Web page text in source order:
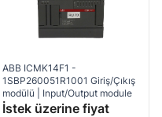
ABB ICMK14F1 -
1SBP260051R1001 Giriş/Çıkış
modülü | Input/Output module
İstek üzerine fiyat